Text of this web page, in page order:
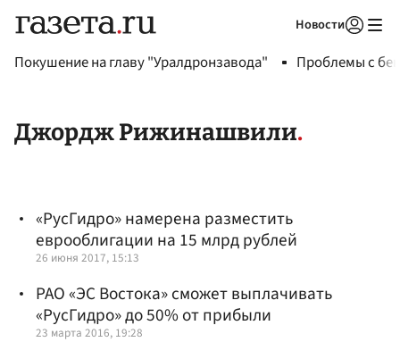
Новости
Покушение на главу "Уралдронзавода" Проблемы с
Джордж Рижинашвили
«РусГидро» намерена разместить
еврооблигации на 15 млрд рублей
26 июня 2017, 15:13
РАО «ЭС Востока» сможет выплачивать
«РусГидро» до 50% от прибыли
23 марта 2016, 19:28